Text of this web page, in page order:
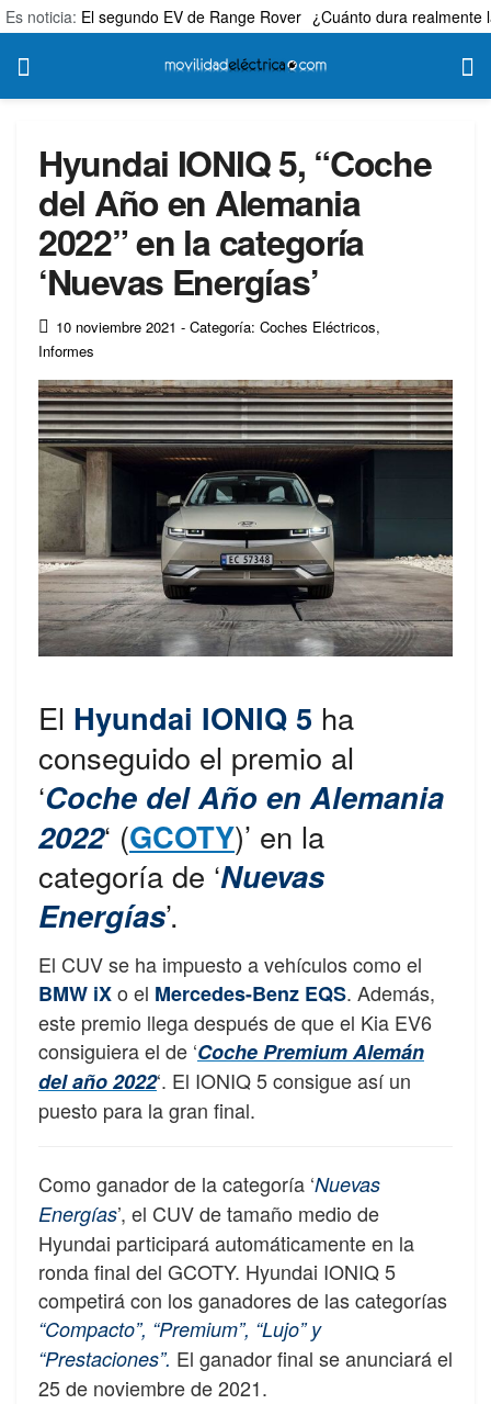
Es noticia: El segundo EV de Range Rover ¿Cuánto dura realmente
Hyundai IONIQ 5, “Coche
del Año en Alemania
2022” en la categoría
‘Nuevas Energías’
10 noviembre 2021 - Categoría: Coches Eléctricos,
Informes
El Hyundai IONIQ 5 ha
conseguido el premio al
‘Coche del Año en Alemania
2022‘ (GCOTY)’ en la
categoría de ‘Nuevas
Energías’.
El CUV se ha impuesto a vehículos como el
BMW iXo el Mercedes-Benz EQS. Además,
este premio llega después de que el Kia EV6
consiguiera el de ‘Coche Premium Alemán
del año 2022‘. El IONIQ 5 consigue así un
puesto para la gran final.
Como ganador de la categoría ‘Nuevas
Energías’, el CUV de tamaño medio de
Hyundai participará automáticamente en la
ronda final del GCOTY. Hyundai IONIQ 5
competirá con los ganadores de las categorías
“Compacto”, “Premium”, “Lujo” y
“Prestaciones”. El ganador final se anunciará el
25 de noviembre de 2021.